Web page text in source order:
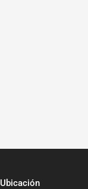
Ubicación